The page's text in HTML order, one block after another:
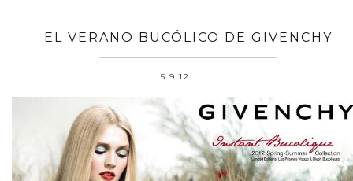
EL VERANO BUCÓLICO DE GIVENCHY
5.9.12